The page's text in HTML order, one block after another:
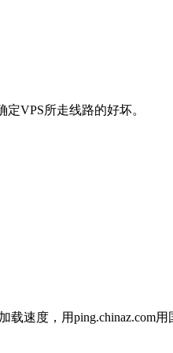
VPS所走线路的好坏。
速度，用ping.chinaz.com用